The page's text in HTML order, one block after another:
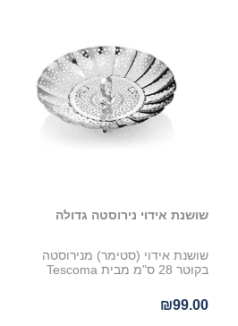
שושנת אידוי נירוסטה גדולה
שושנת אידוי (סטימר) מנירוסטה
בקוטר 28 ס"מ מבית Tescoma
₪99.00